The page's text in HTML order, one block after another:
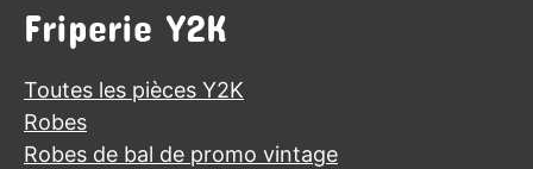
Friperie Y2K
Toutes les pièces Y2K
Robes
Robes de bal de promo vintage